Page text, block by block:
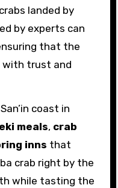
landed by
by experts can
that the
with trust and
coast in
meals, crab
inns that
crab right by the
while tasting the